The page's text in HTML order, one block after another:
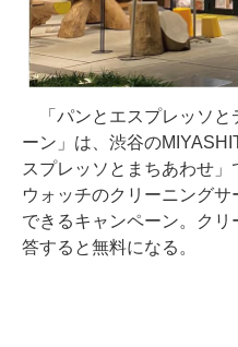
「パンとエスプレッソと
ーン」は、渋谷の
スプレッソとまちあわせ
ウォッチのクリーニング
できるキャンペーン。ク
答すると無料になる。